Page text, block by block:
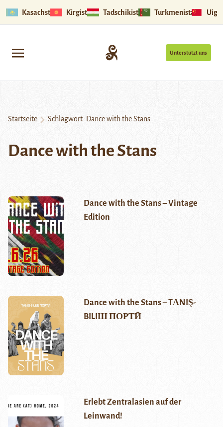
Kasachstan Kirgistan Tadschikistan Turkmenistan
Unterstützt uns
Startseite Schlagwort: Dance with the Stans
Dance with the Stans
Dance with the Stans – Vintage
Edition
Dance with the Stans – TΛNIŞ-
BILIШ ПОРТӢ
Erlebt Zentralasien auf der
Leinwand!